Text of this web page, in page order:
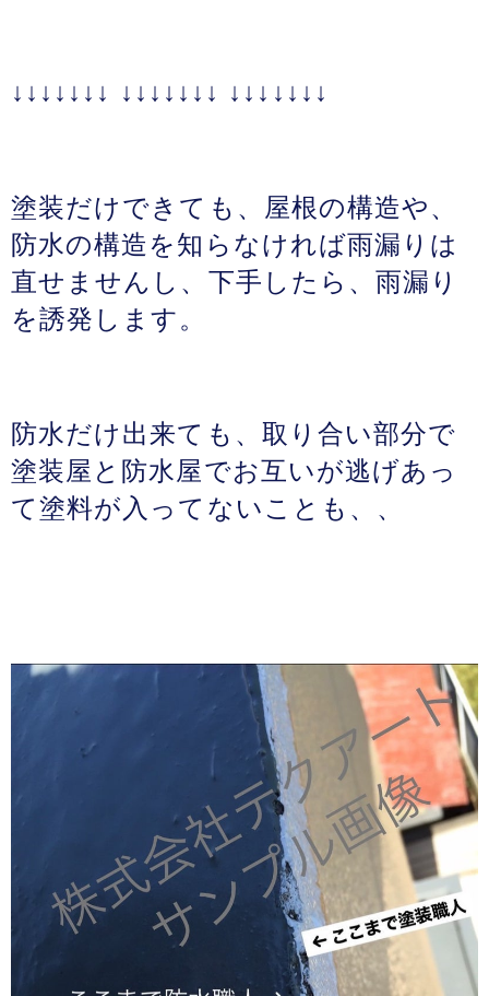
↓↓↓↓↓↓↓ ↓↓↓↓↓↓↓ ↓↓↓↓↓↓↓
塗装だけできても、屋根の構造や、
防水の構造を知らなければ雨漏りは
直せませんし、下手したら、雨漏り
を誘発します。
防水だけ出来ても、取り合い部分で
塗装屋と防水屋でお互いが逃げあっ
て塗料が入ってないことも、、